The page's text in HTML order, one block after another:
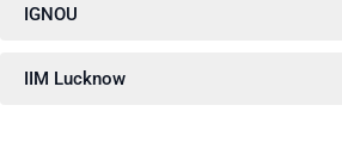
IGNOU
IIM Lucknow